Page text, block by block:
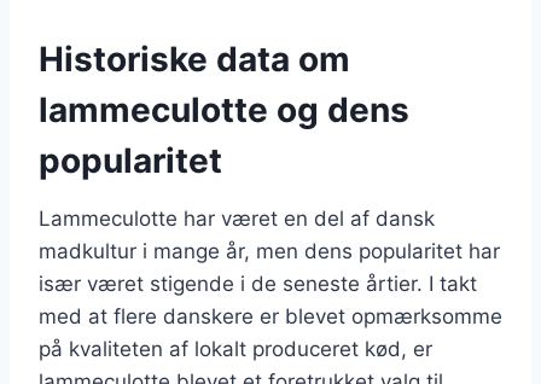
Historiske data om
lammeculotte og dens
popularitet
Lammeculotte har været en del af dansk
madkultur i mange år, men dens popularitet har
især været stigende i de seneste årtier. I takt
med at flere danskere er blevet opmærksomme
på kvaliteten af lokalt produceret kød, er